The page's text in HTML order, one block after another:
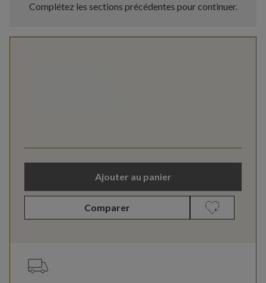
Complétez les sections précédentes pour continuer.
Ajouter au panier
Comparer